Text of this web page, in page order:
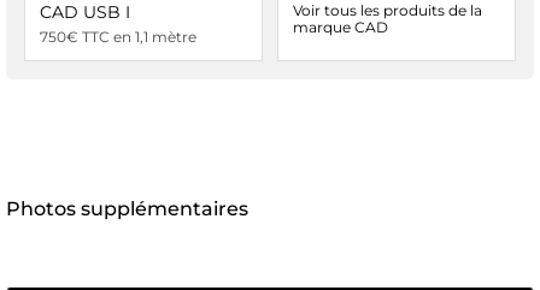
CAD USB I
750€ TTC en 1,1 mètre
Voir tous les produits de la
marque CAD
Photos supplémentaires